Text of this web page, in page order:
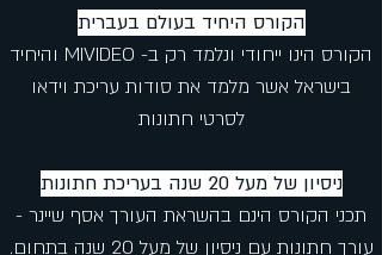
הקורס היחיד בעולם בעברית
הקורס הינו ייחודי ונלמד רק ב- MIVIDEO והיחיד
בישראל אשר מלמד את סודות עריכת וידאו
לסרטי חתונות
ניסיון של מעל 20 שנה בעריכת חתונות
תכני הקורס הינם בהשראת העורך אסף שיינר -
עורך חתונות עם ניסיון של מעל 20 שנה בתחום.